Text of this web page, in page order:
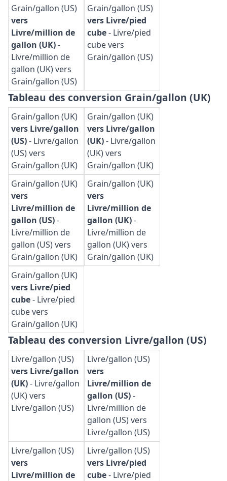
Grain/gallon (US)
vers
Livre/million de
gallon (UK)-
Livre/million de
gallon (UK) vers
Grain/gallon (US)
Grain/gallon (US)
vers Livre/pied
cube- Livre/pied
cube vers
Grain/gallon (US)
Tableau des conversion Grain/gallon (UK)
Grain/gallon (UK)
vers Livre/gallon
(US)- Livre/gallon
(US) vers
Grain/gallon (UK)
Grain/gallon (UK)
vers Livre/gallon
(UK)- Livre/gallon
(UK) vers
Grain/gallon (UK)
Grain/gallon (UK)
vers
Livre/million de
gallon (US)-
Livre/million de
gallon (US) vers
Grain/gallon (UK)
Grain/gallon (UK)
vers
Livre/million de
gallon (UK)-
Livre/million de
gallon (UK) vers
Grain/gallon (UK)
Grain/gallon (UK)
vers Livre/pied
cube- Livre/pied
cube vers
Grain/gallon (UK)
Tableau des conversion Livre/gallon (US)
Livre/gallon (US)
vers Livre/gallon
(UK)- Livre/gallon
(UK) vers
Livre/gallon (US)
Livre/gallon (US)
vers
Livre/million de
gallon (US)-
Livre/million de
gallon (US) vers
Livre/gallon (US)
Livre/gallon (US)
vers
Livre/million de
Livre/gallon (US)
vers Livre/pied
cube- Livre/pied